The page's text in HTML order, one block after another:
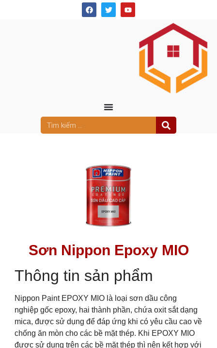
Sơn Nippon Epoxy MIO
Thông tin sản phẩm
Nippon Paint EPOXY MIO là loại sơn dầu công
nghiệp gốc epoxy, hai thành phần, chứa oxit sắt dạng
mica, được sử dụng để đáp ứng khi có yêu cầu cao về
chống ăn mòn cho các bề mặt thép. Khi EPOXY MIO
được sử dụng trên các bề mặt thép thì nên kết hợp với